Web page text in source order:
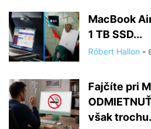
MacBook
1 TB SSD...
Róbert Hallon -
Fajčíte pri
však